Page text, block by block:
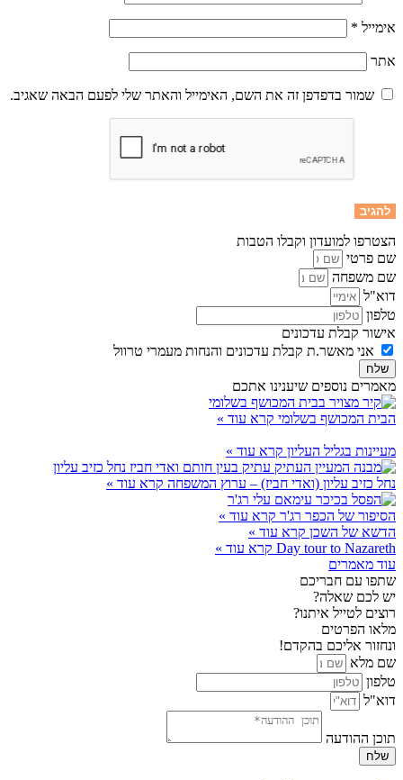
אימייל*
אתר
שמור בדפדפן זה את השם, האימייל והאתר שלי לפעם הבאה שאגיב.
הצטרפו למועדון וקבלו הטבות
שם פרטי
שם משפחה
דוא"ל
טלפון
אישור קבלת עדכונים
אני מאשר.ת קבלת עדכונים והנחות מעמרי טרוול
שלח
מאמרים נוספים שיענינו אתכם
הבית המכושף בשלומיקרא עוד »
מעיינות בגליל העליוןקרא עוד »
נחל כזיב עליון (ואדי חביז) – ערוץ המשפחהקרא עוד »
הסיפור של הכפר רג'רקרא עוד »
הדשא של השכןקרא עוד »
Day tour to Nazareth קרא עוד »
עוד מאמרים
שתפו עם חבריכם
יש לכם שאלה?
רוצים לטייל איתנו?
מלאו הפרטים
ונחזור אליכם בהקדם!
שם מלא
טלפון
דוא"ל
תוכן ההודעה
שלח